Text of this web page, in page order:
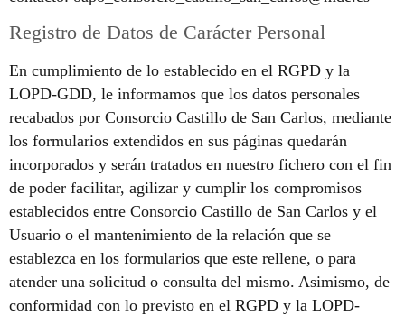
Registro de Datos de Carácter Personal
En cumplimiento de lo establecido en el RGPD y la
LOPD-GDD, le informamos que los datos personales
recabados por Consorcio Castillo de San Carlos, mediante
los formularios extendidos en sus páginas quedarán
incorporados y serán tratados en nuestro fichero con el fin
de poder facilitar, agilizar y cumplir los compromisos
establecidos entre Consorcio Castillo de San Carlos y el
Usuario o el mantenimiento de la relación que se
establezca en los formularios que este rellene, o para
atender una solicitud o consulta del mismo. Asimismo, de
conformidad con lo previsto en el RGPD y la LOPD-